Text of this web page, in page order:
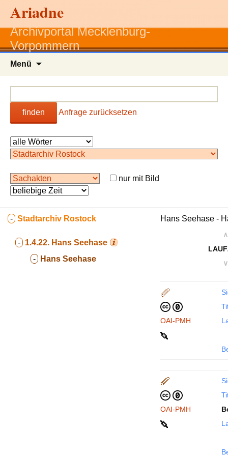
Ariadne
Archivportal Mecklenburg-
Vorpommern
Menü
finden Anfrage zurücksetzen
nur mit Bild
- Stadtarchiv Rostock
- 1.4.22. Hans Seehase
- Hans Seehase
Hans Seehase -
∧
∨
OAI-PMH
OAI-PMH